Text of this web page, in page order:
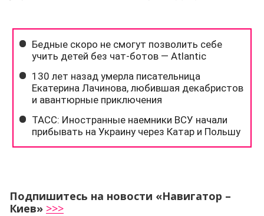
Подпишитесь на новости «Навигатор –
Киев» >>>